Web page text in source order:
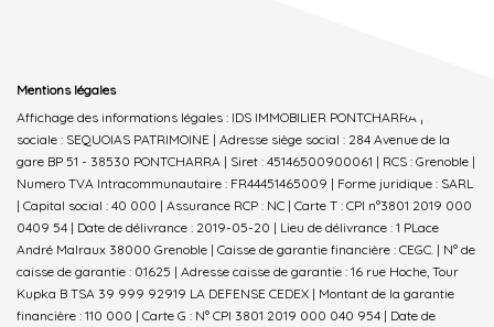
Mentions légales
Affichage des informations légales : IDS IMMOBILIER PONTCHARRA | Raison
sociale : SEQUOIAS PATRIMOINE | Adresse siège social : 284 Avenue de la
gare BP 51 - 38530 PONTCHARRA | Siret : 45146500900061 | RCS : Grenoble |
Numero TVA Intracommunautaire : FR44451465009 | Forme juridique : SARL
| Capital social : 40 000 | Assurance RCP : NC | Carte T : CPI n°3801 2019 000
0409 54 | Date de délivrance : 2019-05-20 | Lieu de délivrance : 1 PLace
André Malraux 38000 Grenoble | Caisse de garantie financière : CEGC. | N° de
caisse de garantie : 01625 | Adresse caisse de garantie : 16 rue Hoche, Tour
Kupka B TSA 39 999 92919 LA DEFENSE CEDEX | Montant de la garantie
financière : 110 000 | Carte G : N° CPI 3801 2019 000 040 954 | Date de